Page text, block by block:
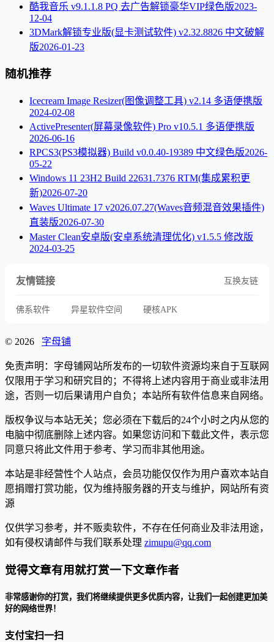
酷我音乐 v9.1.1.8 PQ 去广告解锁豪华VIP绿色版2023-
12-04
3DMark解锁专业版(显卡测试软件) v2.32.8826 中文破解
版2026-01-23
随机推荐
Icecream Image Resizer(图像调整工具) v2.14 多语便携版
2024-02-08
ActivePresenter(屏幕录像软件) Pro v10.5.1 多语便携版
2026-06-16
RPCS3(PS3模拟器) Build v0.0.40-19389 中文绿色版2026-
05-22
Windows 11 23H2 Build 22631.7376 RTM(集成累积更
新)2026-07-20
Waves Ultimate 17 v2026.07.27(Waves音频混音效果插件)
直装版2026-07-30
Master Clean安卓版(安卓系统清理优化) v1.5.5 修改版
2024-03-25
友情链接 互换友链
佛系软件 异星软件空间 硬核APK
© 2026 字母铺
免责声明：字母铺网站所发布的一切软件资源均来自于互联网
仅限用于学习和研究目的；不得将上述内容用于商业或非法用
途，否则一切后果请用户自负；本站所有软件信息来自网络。
版权争议与本站无关；您必须在下载后的24个小时之内从您的
电脑中彻底删除上述内容。如果您访问和下载此文件，表示您
同意只将此文件用于参考、学习而非其他用途。
本站是非经营性个人站点，会员功能仅仅作为用户喜欢本站自
愿捐赠打赏功能，仅为维持服务器的开支与维护，网站所有资
源
仅供学习参考，并不贩卖软件，不存在任何商业及非法用途，
如有侵权请邮件与我们联系处理 zimupu@qq.com
觉得文章有用就打赏一下文章作者
非常感谢你的打赏，我们将继续提供更多优质内容，让我们一起创建更加美
好的网络世界！
支付宝扫一扫